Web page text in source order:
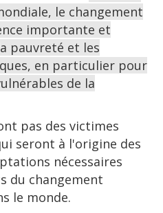
le changement
importante et
pauvreté et les
en particulier pour
de la
pas des victimes
seront à l'origine des
nécessaires
du changement
le monde.